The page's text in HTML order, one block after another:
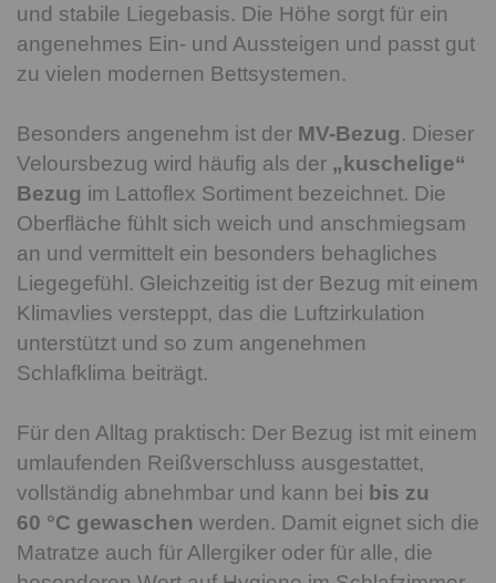
und stabile Liegebasis. Die Höhe sorgt für ein
angenehmes Ein- und Aussteigen und passt gut
zu vielen modernen Bettsystemen.
Besonders angenehm ist der MV-Bezug. Dieser
Veloursbezug wird häufig als der „kuschelige“
Bezug im Lattoflex Sortiment bezeichnet. Die
Oberfläche fühlt sich weich und anschmiegsam
an und vermittelt ein besonders behagliches
Liegegefühl. Gleichzeitig ist der Bezug mit einem
Klimavlies versteppt, das die Luftzirkulation
unterstützt und so zum angenehmen
Schlafklima beiträgt.
Für den Alltag praktisch: Der Bezug ist mit einem
umlaufenden Reißverschluss ausgestattet,
vollständig abnehmbar und kann bei bis zu
60 °C gewaschen werden. Damit eignet sich die
Matratze auch für Allergiker oder für alle, die